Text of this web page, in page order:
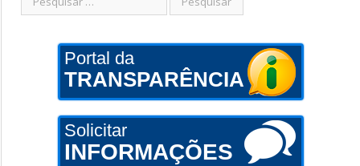
Portal da
TRANSPARÊNCIA
Solicitar
INFORMAÇÕES